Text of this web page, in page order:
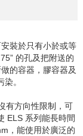
裝於只有小於或等
的孔及把附送的
的容器，膠容器及
。
有方向性限制，可
ELS 系列能長時間
，能使用於廣泛的